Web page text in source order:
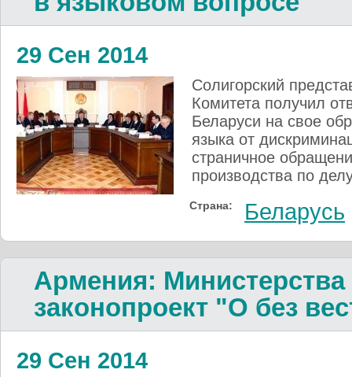
29 Сен 2014
Солигорский
Комитета получил
Беларуси на свое
языка от
страничное
производства по
Страна: Беларусь
Армения: Министерства
законопроект "О без
29 Сен 2014